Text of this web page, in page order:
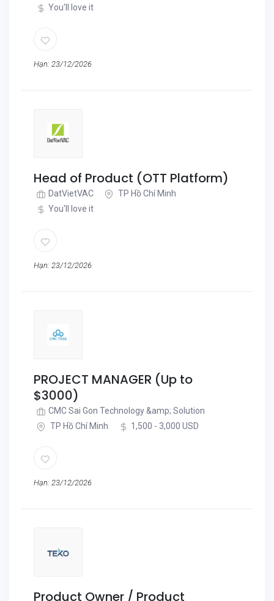
You'll love it
Hạn: 23/12/2026
Head of Product (OTT Platform)
DatVietVAC
TP Hồ Chí Minh
You'll love it
Hạn: 23/12/2026
PROJECT MANAGER (Up to
$3000)
CMC Sai Gon Technology &amp; Solution
TP Hồ Chí Minh
1,500 - 3,000 USD
Hạn: 23/12/2026
Product Owner / Product